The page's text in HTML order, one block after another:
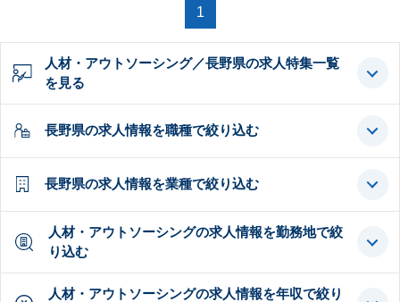
1
人材・アウトソーシング／長野県の求人特集一覧
を見る
長野県の求人情報を職種で絞り込む
長野県の求人情報を業種で絞り込む
人材・アウトソーシングの求人情報を勤務地で絞
り込む
人材・アウトソーシングの求人情報を年収で絞り